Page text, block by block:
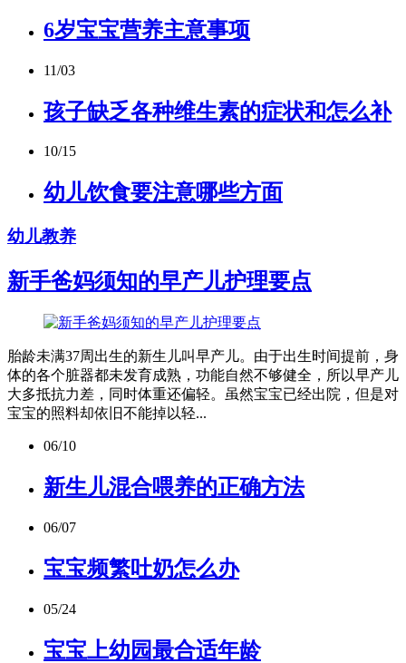
6岁宝宝营养主意事项
11/03
孩子缺乏各种维生素的症状和怎么补
10/15
幼儿饮食要注意哪些方面
幼儿教养
新手爸妈须知的早产儿护理要点
胎龄未满37周出生的新生儿叫早产儿。由于出生时间提前，身
体的各个脏器都未发育成熟，功能自然不够健全，所以早产儿
大多抵抗力差，同时体重还偏轻。虽然宝宝已经出院，但是对
宝宝的照料却依旧不能掉以轻...
06/10
新生儿混合喂养的正确方法
06/07
宝宝频繁吐奶怎么办
05/24
宝宝上幼园最合适年龄